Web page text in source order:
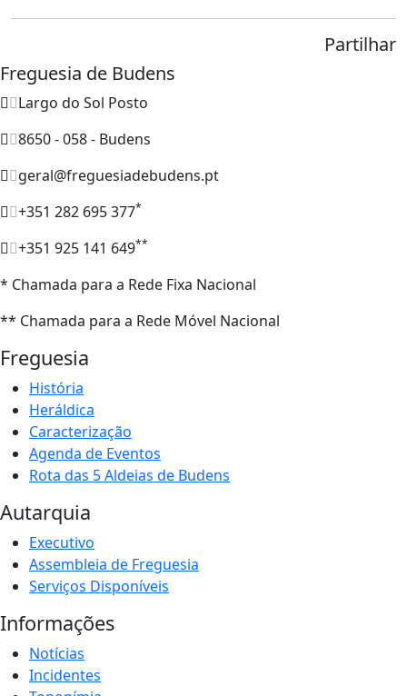
Partilhar
Freguesia de Budens
Largo do Sol Posto
8650 - 058 - Budens
geral@freguesiadebudens.pt
+351 282 695 377*
+351 925 141 649**
* Chamada para a Rede Fixa Nacional
** Chamada para a Rede Móvel Nacional
Freguesia
História
Heráldica
Caracterização
Agenda de Eventos
Rota das 5 Aldeias de Budens
Autarquia
Executivo
Assembleia de Freguesia
Serviços Disponíveis
Informações
Notícias
Incidentes